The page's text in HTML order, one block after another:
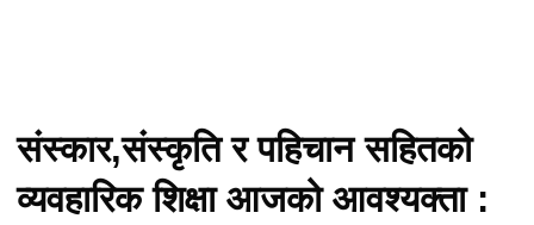
संस्कार,संस्कृति र पहिचान सहितको
व्यवहारिक शिक्षा आजको आवश्यक्ता :